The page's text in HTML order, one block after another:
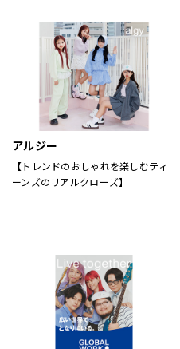
アルジー
【トレンドのおしゃれを楽しむティ
ーンズのリアルクローズ】